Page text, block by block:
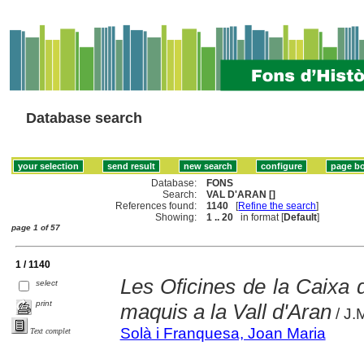
Database search
Database:
FONS
Search:
VAL D'ARAN []
References found:
1140 [Refine the search]
Showing:
1 .. 20 in format [Default]
page 1 of 57
1 / 1140
select
print
Text complet
Les Oficines de la Caixa
maquis a la Vall d'Aran/
Solà i Franquesa, Joan Maria